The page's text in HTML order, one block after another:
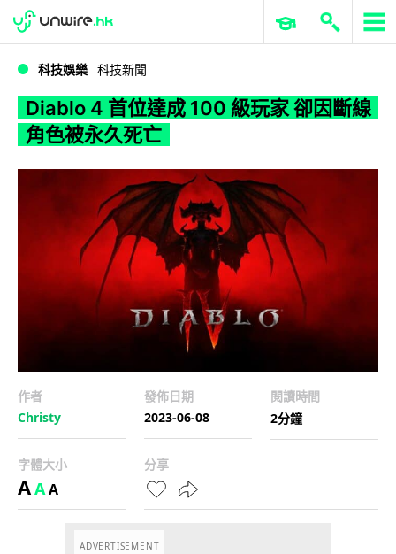
WWDC 2026 ERP 與商業 AI
科技娛樂 科技新聞
Diablo 4 首位達成 100 級玩家 卻因斷線
角色被永久死亡
作者
Christy
發佈日期
2023-06-08
閱讀時間
2分鐘
字體大小
AAA
分享
ADVERTISEMENT